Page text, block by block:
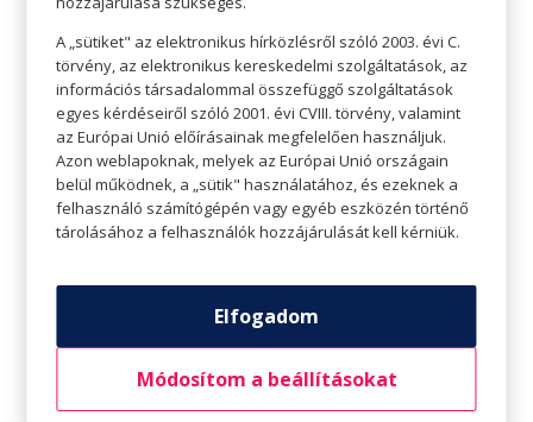
Úti célok, amiket érdemes felkeresni egy őszi
miniszabin
A „sütiket" az elektronikus hírközlésről szóló 2003. évi C.
törvény, az elektronikus kereskedelmi szolgáltatások, az
információs társadalommal összefüggő szolgáltatások
egyes kérdéseiről szóló 2001. évi CVIII. törvény, valamint
az Európai Unió előírásainak megfelelően használjuk.
Azon weblapoknak, melyek az Európai Unió országain
belül működnek, a „sütik" használatához, és ezeknek a
felhasználó számítógépén vagy egyéb eszközén történő
tárolásához a felhasználók hozzájárulását kell kérniük.
Elfogadom
Módosítom a beállításokat